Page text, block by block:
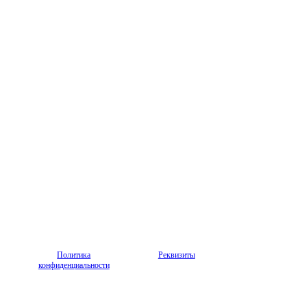
Политика
конфиденциальности
Реквизиты